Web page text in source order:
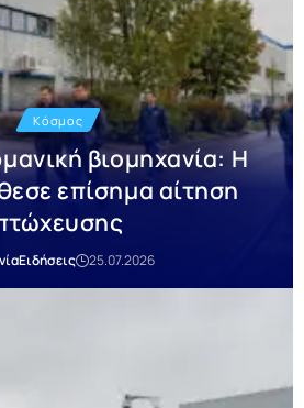
Κόσμος
βιομηχανία: Η
επίσημα αίτηση
Ειδήσεις 25.07.2026